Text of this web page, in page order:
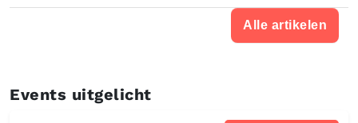
Alle artikelen
Events uitgelicht